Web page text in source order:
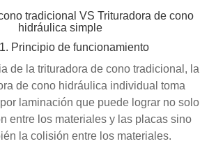
tradicional VS Trituradora de cono
hidráulica simple
1. Principio de funcionamiento
de la trituradora de cono tradicional, la
de cono hidráulica individual toma
laminación que puede lograr no solo
entre los materiales y las placas sino
la colisión entre los materiales.